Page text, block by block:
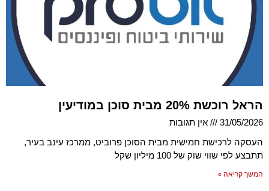
הראל רוכשת 20% מבית סוכן במודיעין
31/05/2026
אין תגובות
העסקה לרכישת חמישית מבית הסוכן פרוביט, ממרכז עינב בעיר,
תתבצע לפי שווי שוק של 100 מיליון שקל
המשך קריאה »